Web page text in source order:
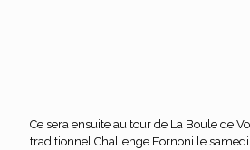
Ce sera ensuite au tour de La Boule de
traditionnel Challenge Fornoni le samedi